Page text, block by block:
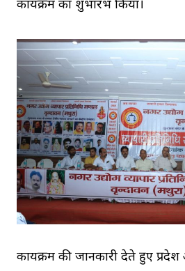
कार्यक्रम का शुभारंभ किया।
कार्यक्रम की जानकारी देते हुए